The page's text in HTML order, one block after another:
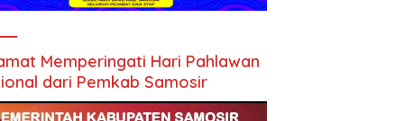
Memperingati Hari Pahlawan
dari Pemkab Samosir